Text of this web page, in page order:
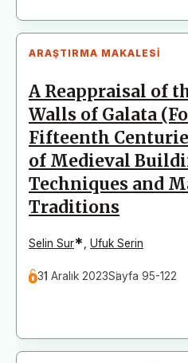
ARAŞTIRMA MAKALESI
A Reappraisal of
Walls of Galata
Fifteenth
of Medieval
Techniques and
Traditions
Selin Sur* Ufuk Serin
31 Aralık 2023Sayfa 95-122